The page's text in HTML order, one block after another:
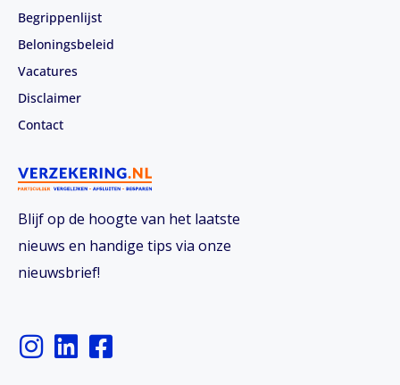
Blijf op de hoogte van het laatste
nieuws en handige tips via onze
nieuwsbrief!
I
n
L
i
F
a
Begrippenlijst
Beloningsbeleid
Vacatures
Disclaimer
Contact